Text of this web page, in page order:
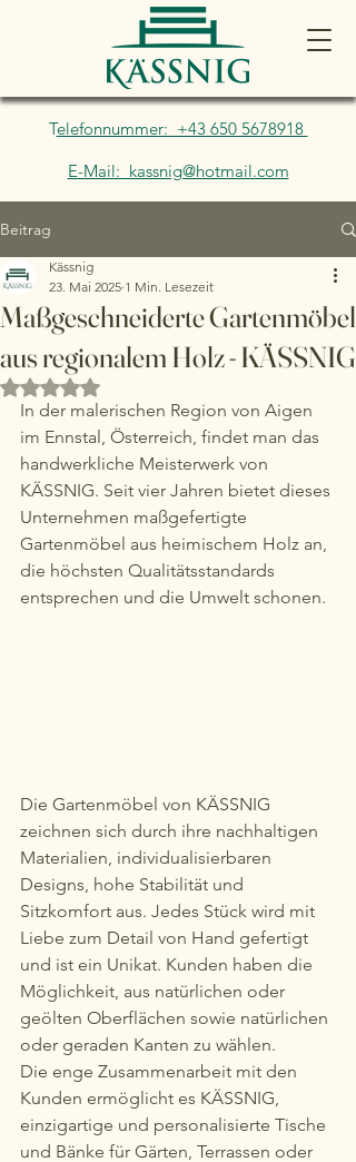
Telefonnummer: +43 650 5678918
E-Mail: kassnig@hotmail.com
Beitrag
Maßgeschneiderte Gartenmöbel
aus regionalem Holz - KÄSSNIG
Kässnig
23. Mai 2025 1 Min. Lesezeit
Mit NaN von 5 Sternen bewertet.
In der malerischen Region von Aigen
im Ennstal, Österreich, findet man das
handwerkliche Meisterwerk von
KÄSSNIG. Seit vier Jahren bietet dieses
Unternehmen maßgefertigte
Gartenmöbel aus heimischem Holz an,
die höchsten Qualitätsstandards
entsprechen und die Umwelt schonen.
Die Gartenmöbel von KÄSSNIG
zeichnen sich durch ihre nachhaltigen
Materialien, individualisierbaren
Designs, hohe Stabilität und
Sitzkomfort aus. Jedes Stück wird mit
Liebe zum Detail von Hand gefertigt
und ist ein Unikat. Kunden haben die
Möglichkeit, aus natürlichen oder
geölten Oberflächen sowie natürlichen
oder geraden Kanten zu wählen.
Die enge Zusammenarbeit mit den
Kunden ermöglicht es KÄSSNIG,
einzigartige und personalisierte Tische
und Bänke für Gärten, Terrassen oder